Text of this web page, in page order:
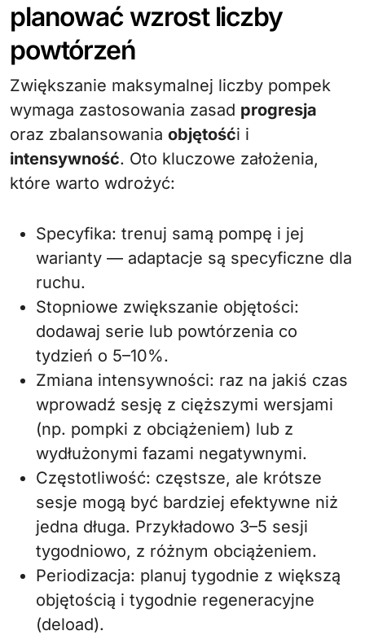
planować wzrost liczby
powtórzeń
Zwiększanie maksymalnej liczby pompek
wymaga zastosowania zasad progresja
oraz zbalansowania objętośći i
intensywność. Oto kluczowe założenia,
które warto wdrożyć:
Specyfika: trenuj samą pompę i jej
warianty — adaptacje są specyficzne dla
ruchu.
Stopniowe zwiększanie objętości:
dodawaj serie lub powtórzenia co
tydzień o 5–10%.
Zmiana intensywności: raz na jakiś czas
wprowadź sesję z cięższymi wersjami
(np. pompki z obciążeniem) lub z
wydłużonymi fazami negatywnymi.
Częstotliwość: częstsze, ale krótsze
sesje mogą być bardziej efektywne niż
jedna długa. Przykładowo 3–5 sesji
tygodniowo, z różnym obciążeniem.
Periodizacja: planuj tygodnie z większą
objętością i tygodnie regeneracyjne
(deload).